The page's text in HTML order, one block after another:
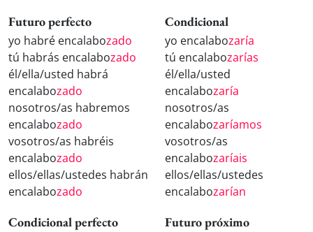
Futuro perfecto
yo habré encalabozado
tú habrás encalabozado
él/ella/usted habrá
encalabozado
nosotros/as habremos
encalabozado
vosotros/as habréis
encalabozado
ellos/ellas/ustedes habrán
encalabozado
Condicional
yo encalabozaría
tú encalabozarías
él/ella/usted
encalabozaría
nosotros/as
encalabozaríamos
vosotros/as
encalabozaríais
ellos/ellas/ustedes
encalabozarían
Condicional perfecto Futuro próximo